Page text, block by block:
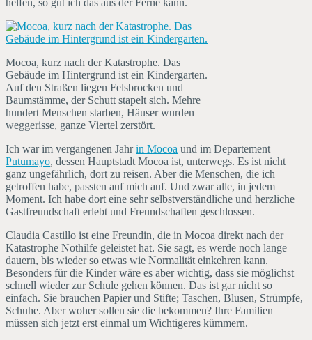
helfen, so gut ich das aus der Ferne kann.
Mocoa, kurz nach der Katastrophe. Das
Gebäude im Hintergrund ist ein Kindergarten.
Auf den Straßen liegen Felsbrocken und
Baumstämme, der Schutt stapelt sich. Mehre
hundert Menschen starben, Häuser wurden
weggerisse, ganze Viertel zerstört.
Ich war im vergangenen Jahrin Mocoa und im Departement
Putumayo, dessen Hauptstadt Mocoa ist, unterwegs. Es ist nicht
ganz ungefährlich, dort zu reisen. Aber die Menschen, die ich
getroffen habe, passten auf mich auf. Und zwar alle, in jedem
Moment. Ich habe dort eine sehr selbstverständliche und herzliche
Gastfreundschaft erlebt und Freundschaften geschlossen.
Claudia Castillo ist eine Freundin, die in Mocoa direkt nach der
Katastrophe Nothilfe geleistet hat. Sie sagt, es werde noch lange
dauern, bis wieder so etwas wie Normalität einkehren kann.
Besonders für die Kinder wäre es aber wichtig, dass sie möglichst
schnell wieder zur Schule gehen können. Das ist gar nicht so
einfach. Sie brauchen Papier und Stifte; Taschen, Blusen, Strümpfe,
Schuhe. Aber woher sollen sie die bekommen? Ihre Familien
müssen sich jetzt erst einmal um Wichtigeres kümmern.